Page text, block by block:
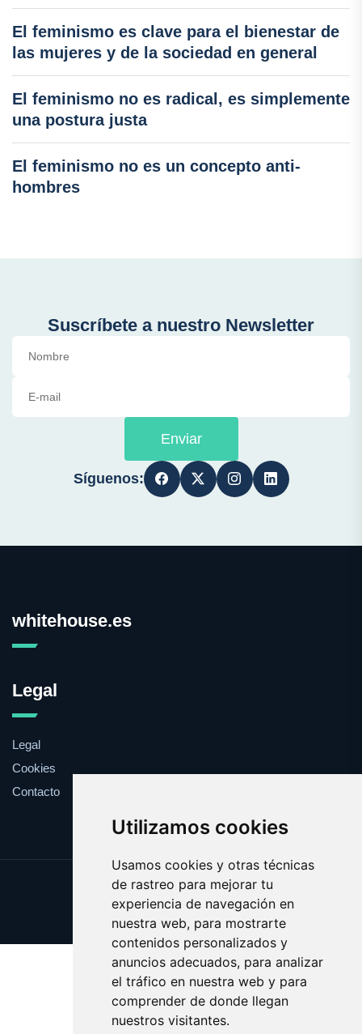
Utilizamos cookies
Usamos cookies y otras técnicas
de rastreo para mejorar tu
experiencia de navegación en
nuestra web, para mostrarte
contenidos personalizados y
anuncios adecuados, para analizar
el tráfico en nuestra web y para
comprender de donde llegan
nuestros visitantes.
El feminismo es clave para el bienestar de
las mujeres y de la sociedad en general
El feminismo no es radical, es simplemente
una postura justa
El feminismo no es un concepto anti-
hombres
Suscríbete a nuestro Newsletter
Enviar
Síguenos:
whitehouse.es
Legal
Legal
Cookies
Contacto
Update cookies preferences
Copyright © 2025 whitehouse.es